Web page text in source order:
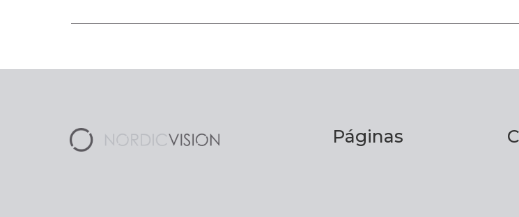
Páginas